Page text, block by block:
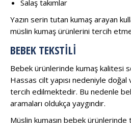
Salaş takımlar
Yazın serin tutan kumaş arayan
müslin kumaş ürünlerini tercih
BEBEK TEKSTILI
Bebek ürünlerinde kumaş kalitesi
Hassas cilt yapısı nedeniyle
tercih edilmektedir. Bu nedenle
aramaları oldukça yaygındır.
Müslin kumaşın bebek